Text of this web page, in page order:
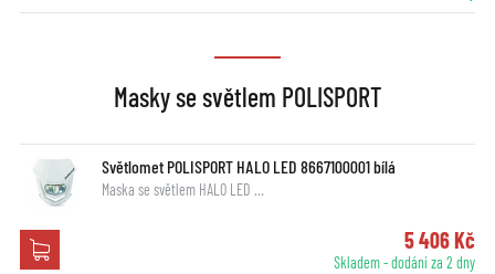
Masky se světlem POLISPORT
Světlomet POLISPORT HALO LED 8667100001 bílá
Maska se světlem HALO LED …
5 406 Kč
Skladem - dodání za 2 dny